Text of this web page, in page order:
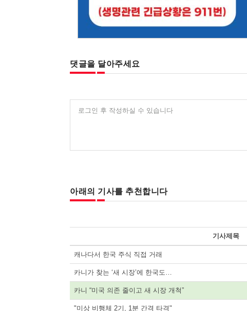
댓글을 달아주세요
로그인 후 작성하실 수 있습니다
아래의 기사를 추천합니다
기사제목
캐나다서 한국 주식 직접 거래
카니가 찾는 ‘새 시장’에 한국도…
카니 “미국 의존 줄이고 새 시장 개척”
"미상 비행체 2기, 1분 간격 타격"